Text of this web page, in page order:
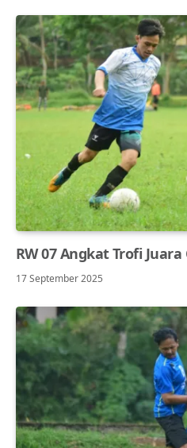
RW 07 Angkat Trofi
17 September 2025